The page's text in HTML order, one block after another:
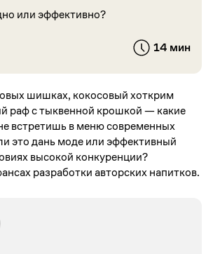
или эффективно?
14 мин
шишках, кокосовый хоткрим
раф с тыквенной крошкой — какие
встретишь в меню современных
это дань моде или эффективный
высокой конкуренции?
разработки авторских напитков.